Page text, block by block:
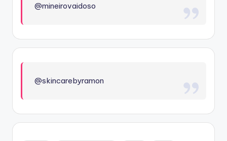
@mineirovaidoso
@skincarebyramon